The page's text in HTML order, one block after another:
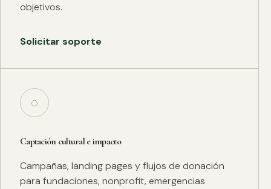
objetivos.
Solicitar soporte
◌
Captación cultural e impacto
Campañas, landing pages y flujos de donación
para fundaciones, nonprofit, emergencias